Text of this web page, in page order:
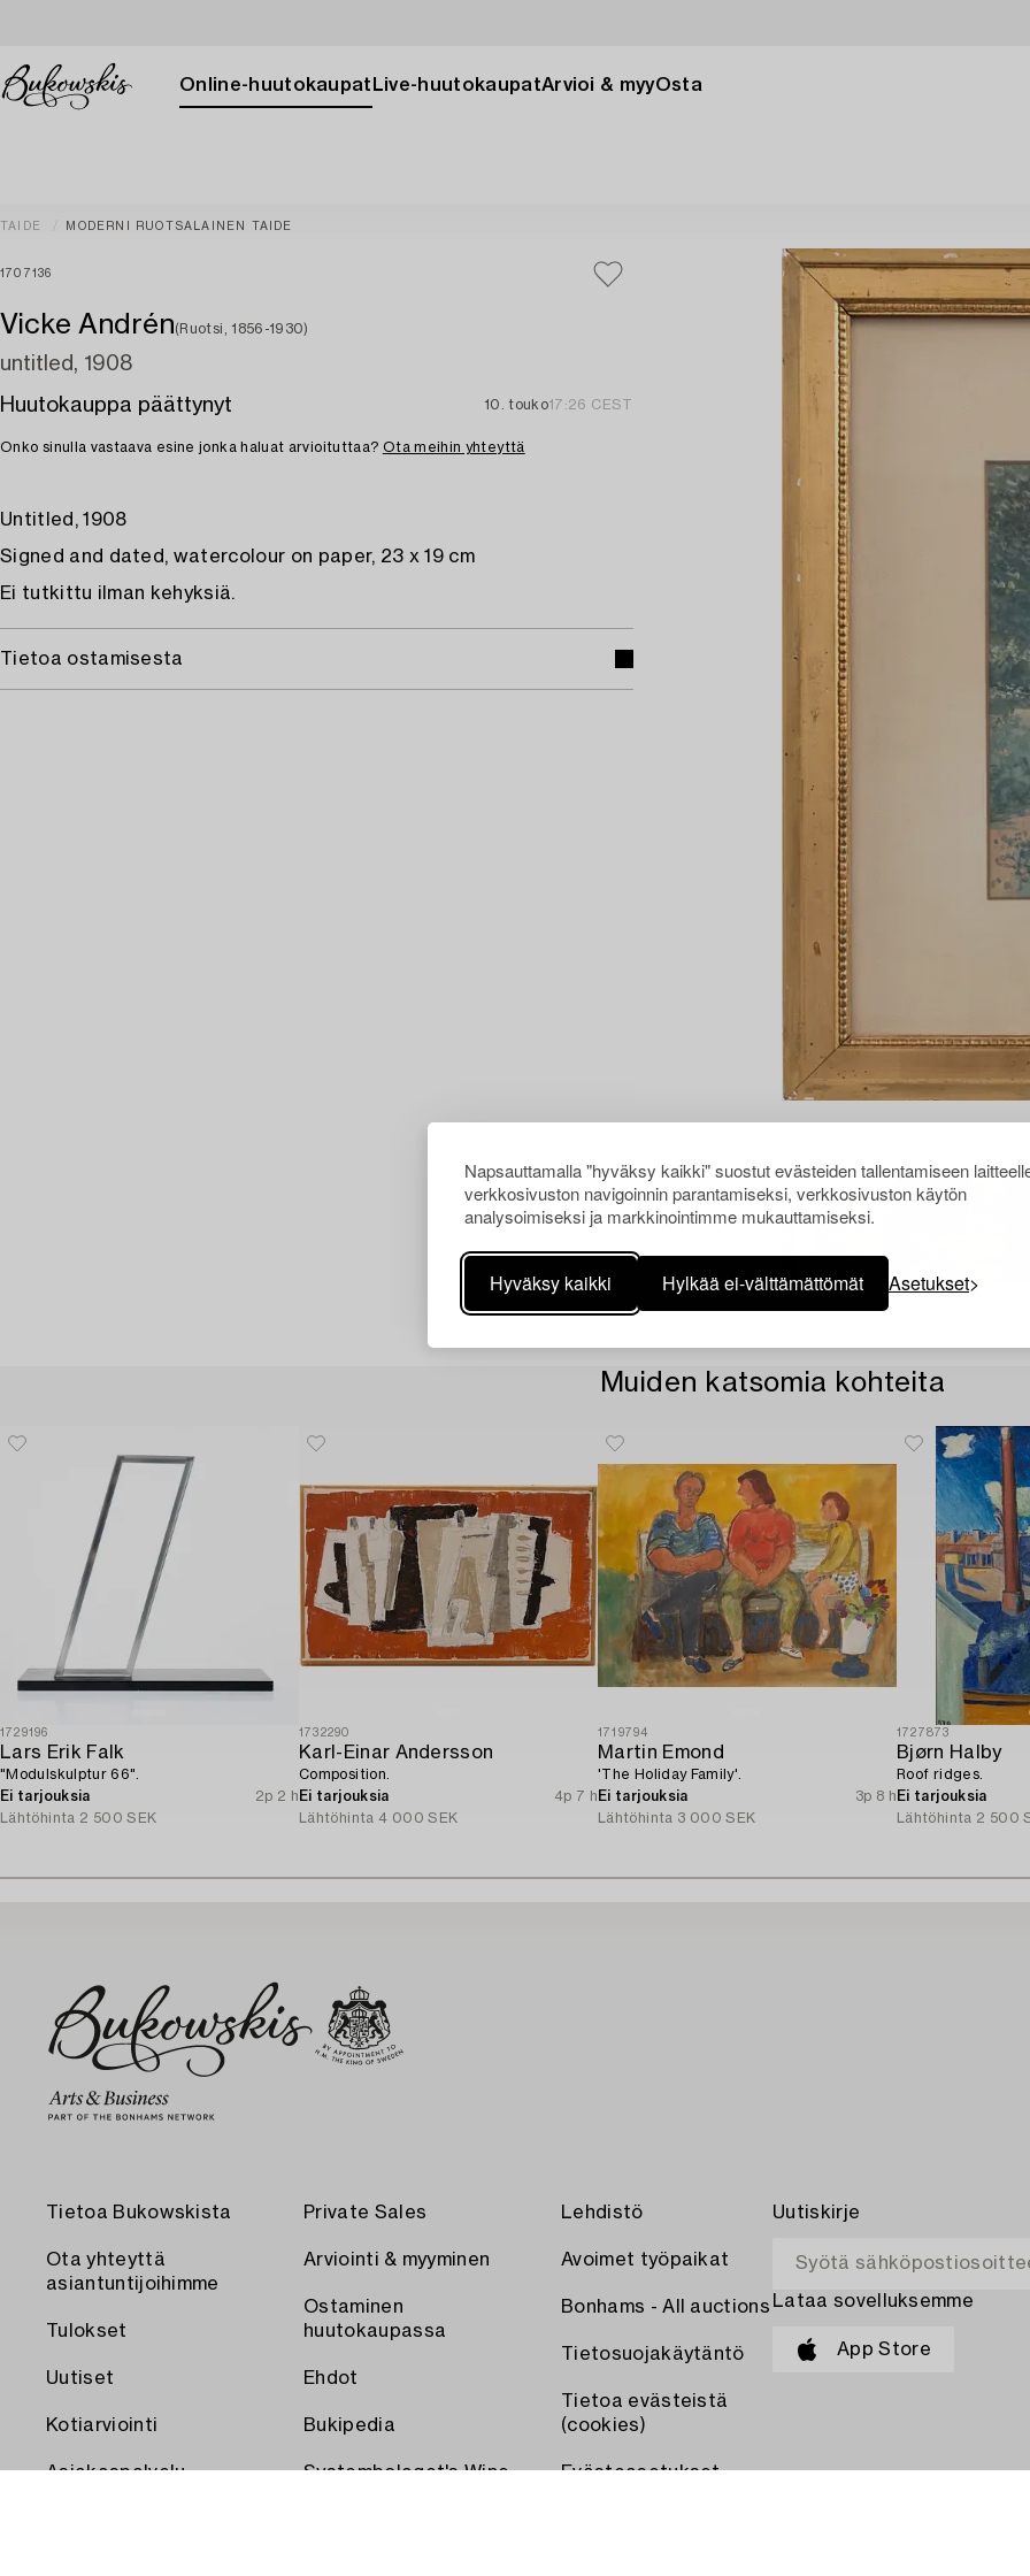
Napsauttamalla "hyväksy kaikki" suostut evästeiden tallentamiseen
verkkosivuston navigoinnin parantamiseksi, verkkosivuston käytön
analysoimiseksi ja markkinointimme mukauttamiseksi.
Hyväksy kaikki Hylkää ei-välttämättömät Asetukset
Online-huutokaupat Live-huutokaupatArvioi & myyOsta
TAIDE MODERNI RUOTSALAINEN TAIDE
1707136
Vicke Andrén(Ruotsi, 1856-1930)
untitled, 1908
Huutokauppa päättynyt
10. touko17:26 CEST
Onko sinulla vastaava esine jonka haluat arvioituttaa? Ota meihin yhteyttä
Untitled, 1908
Signed and dated, watercolour on paper, 23 x 19 cm
Ei tutkittu ilman kehyksiä.
Tietoa ostamisesta
Muiden katsomia kohteita
1729196
Lars Erik Falk
"Modulskulptur 66".
Ei tarjouksia
2p 2 h
Lähtöhinta 2 500 SEK
1732290
Karl-Einar Andersson
Composition.
Ei tarjouksia
4p 7 h
Lähtöhinta 4 000 SEK
1719794
Martin Emond
'The Holiday Family'.
Ei tarjouksia
3p 8 h
Lähtöhinta 3 000 SEK
1727873
Bjørn Halby
Roof ridges.
Ei tarjouksia
Lähtöhinta 2 500
Tietoa Bukowskista
Ota yhteyttä
asiantuntijoihimme
Tulokset
Uutiset
Kotiarviointi
Asiakaspalvelu
Private Sales
Arviointi & myyminen
Ostaminen
huutokaupassa
Ehdot
Bukipedia
Systembolaget's Wine
Lehdistö
Avoimet työpaikat
Bonhams - All auctions
Tietosuojakäytäntö
Tietoa evästeistä
(cookies)
Evästeasetukset
Uutiskirje
Lataa sovelluksemme
App Store